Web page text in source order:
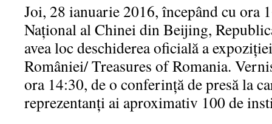
Joi, 28 ianuarie 2016, începând cu ora
Național al Chinei din Beijing,
avea loc deschiderea oficială a
României/ Treasures of Romania.
ora 14:30, de o conferință de presă la
reprezentanți ai aproximativ 100 de